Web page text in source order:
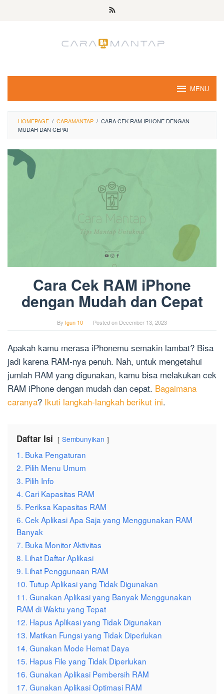
MENU
HOMEPAGE / CARAMANTAP / CARA CEK RAM IPHONE DENGAN
MUDAH DAN CEPAT
Cara Cek RAM iPhone
dengan Mudah dan Cepat
By Igun 10 Posted on December 13, 2023
Apakah kamu merasa iPhonemu semakin lambat? Bisa
jadi karena RAM-nya penuh. Nah, untuk mengetahui
jumlah RAM yang digunakan, kamu bisa melakukan cek
RAM iPhone dengan mudah dan cepat. Bagaimana
caranya? Ikuti langkah-langkah berikut ini.
Daftar Isi Sembunyikan
1. Buka Pengaturan
2. Pilih Menu Umum
3. Pilih Info
4. Cari Kapasitas RAM
5. Periksa Kapasitas RAM
6. Cek Aplikasi Apa Saja yang Menggunakan RAM
Banyak
7. Buka Monitor Aktivitas
8. Lihat Daftar Aplikasi
9. Lihat Penggunaan RAM
10. Tutup Aplikasi yang Tidak Digunakan
11. Gunakan Aplikasi yang Banyak Menggunakan
RAM di Waktu yang Tepat
12. Hapus Aplikasi yang Tidak Digunakan
13. Matikan Fungsi yang Tidak Diperlukan
14. Gunakan Mode Hemat Daya
15. Hapus File yang Tidak Diperlukan
16. Gunakan Aplikasi Pembersih RAM
17. Gunakan Aplikasi Optimasi RAM